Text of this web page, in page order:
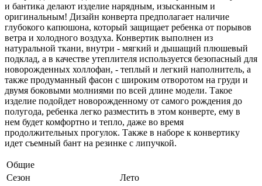
и бантика делают изделие нарядным, изысканным и
оригинальным! Дизайн конверта предполагает наличие
глубокого капюшона, который защищает ребенка от порывов
ветра и холодного воздуха. Конвертик выполнен из
натуральной ткани, внутри - мягкий и дышащий плюшевый
подклад, а в качестве утеплителя используется безопасный для
новорожденных холлофан, - теплый и легкий наполнитель, а
также продуманный фасон с широким отворотом на груди и
двумя боковыми молниями по всей длине модели. Такое
изделие подойдет новорожденному от самого рождения до
полугода, ребенка легко разместить в этом конверте, ему в
нем будет комфортно и тепло, даже во время
продолжительных прогулок. Также в наборе к конвертику
идет съемный бант на резинке с липучкой.
Общие
Сезон
Лето